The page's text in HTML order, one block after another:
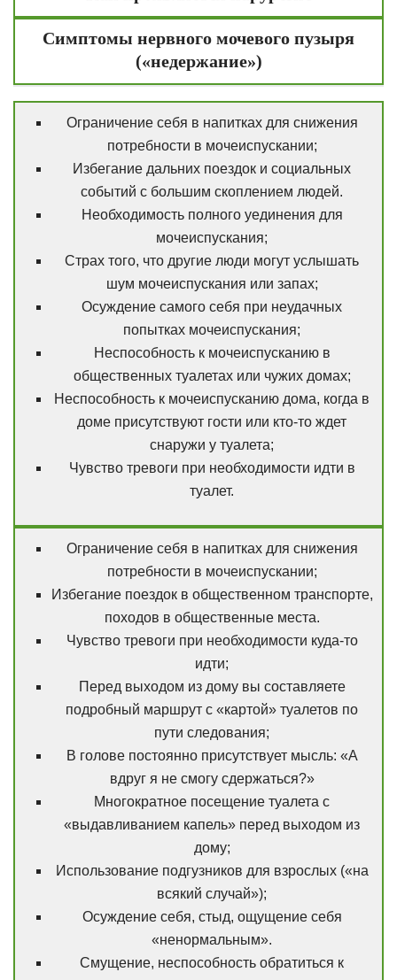
Симптомы нервного мочевого пузыря
(«недержание»)
Ограничение себя в напитках для снижения
потребности в мочеиспускании;
Избегание дальних поездок и социальных
событий с большим скоплением людей.
Необходимость полного уединения для
мочеиспускания;
Страх того, что другие люди могут услышать
шум мочеиспускания или запах;
Осуждение самого себя при неудачных
попытках мочеиспускания;
Неспособность к мочеиспусканию в
общественных туалетах или чужих домах;
Неспособность к мочеиспусканию дома, когда в
доме присутствуют гости или кто-то ждет
снаружи у туалета;
Чувство тревоги при необходимости идти в
туалет.
Ограничение себя в напитках для снижения
потребности в мочеиспускании;
Избегание поездок в общественном транспорте,
походов в общественные места.
Чувство тревоги при необходимости куда-то
идти;
Перед выходом из дому вы составляете
подробный маршрут с «картой» туалетов по
пути следования;
В голове постоянно присутствует мысль: «А
вдруг я не смогу сдержаться?»
Многократное посещение туалета с
«выдавливанием капель» перед выходом из
дому;
Использование подгузников для взрослых («на
всякий случай»);
Осуждение себя, стыд, ощущение себя
«ненормальным».
Смущение, неспособность обратиться к